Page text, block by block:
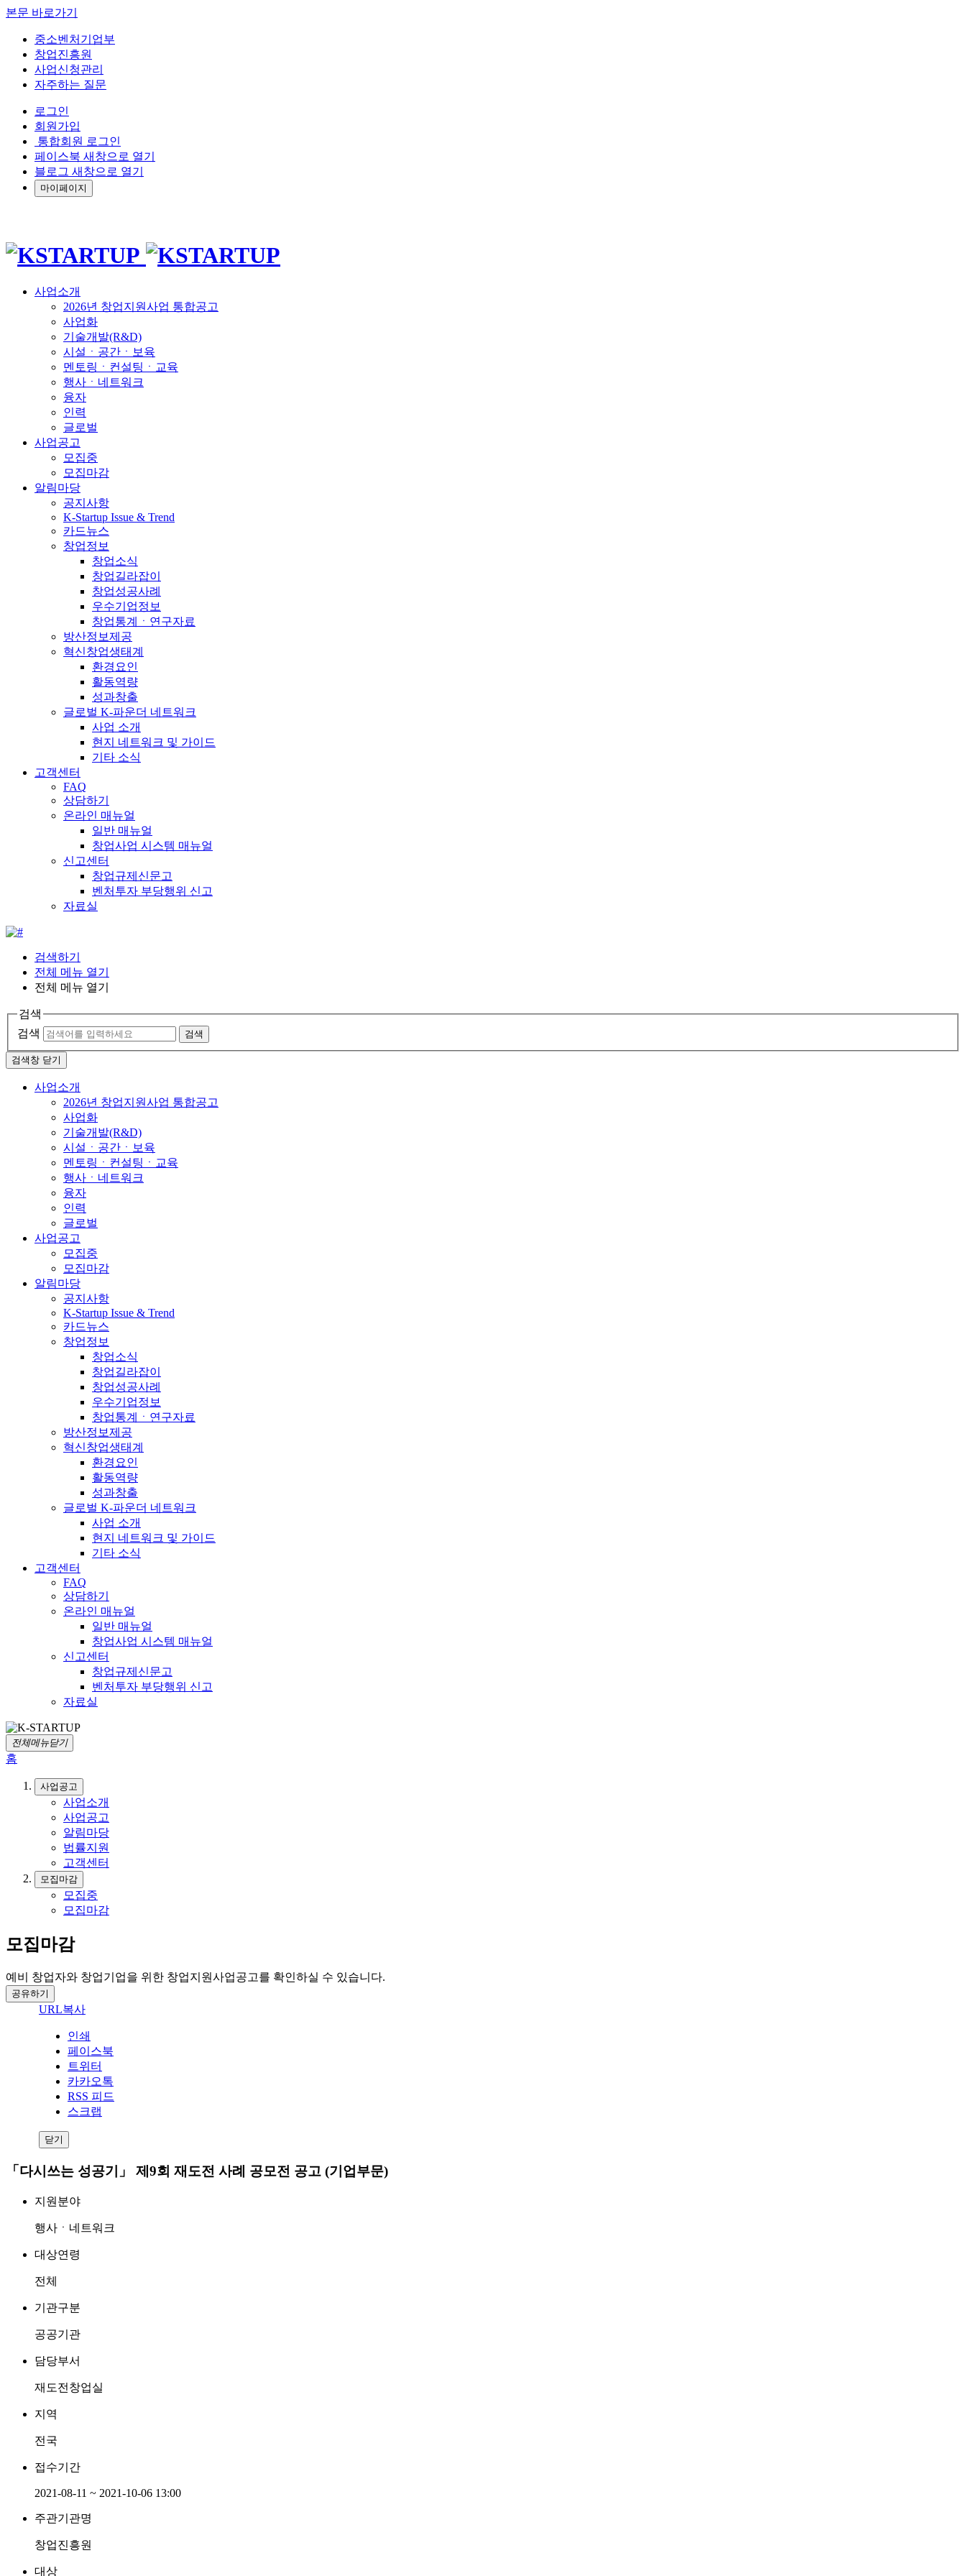
본문 바로가기
중소벤처기업부
창업진흥원
사업신청관리
자주하는 질문
로그인
회원가입
통합회원 로그인
페이스북 새창으로 열기
블로그 새창으로 열기
마이페이지
사업소개
2026년 창업지원사업 통합공고
사업화
기술개발(R&D)
시설ㆍ공간ㆍ보육
멘토링ㆍ컨설팅ㆍ교육
행사ㆍ네트워크
융자
인력
글로벌
사업공고
모집중
모집마감
알림마당
공지사항
K-Startup Issue & Trend
카드뉴스
창업정보
창업소식
창업길라잡이
창업성공사례
우수기업정보
창업통계ㆍ연구자료
방산정보제공
혁신창업생태계
환경요인
활동역량
성과창출
글로벌 K-파운더 네트워크
사업 소개
현지 네트워크 및 가이드
기타 소식
고객센터
FAQ
상담하기
온라인 매뉴얼
일반 매뉴얼
창업사업 시스템 매뉴얼
신고센터
창업규제신문고
벤처투자 부당행위 신고
자료실
검색하기
전체 메뉴 열기
전체 메뉴 열기
검색
검색
검색
검색창 닫기
사업소개
2026년 창업지원사업 통합공고
사업화
기술개발(R&D)
시설ㆍ공간ㆍ보육
멘토링ㆍ컨설팅ㆍ교육
행사ㆍ네트워크
융자
인력
글로벌
사업공고
모집중
모집마감
알림마당
공지사항
K-Startup Issue & Trend
카드뉴스
창업정보
창업소식
창업길라잡이
창업성공사례
우수기업정보
창업통계ㆍ연구자료
방산정보제공
혁신창업생태계
환경요인
활동역량
성과창출
글로벌 K-파운더 네트워크
사업 소개
현지 네트워크 및 가이드
기타 소식
고객센터
FAQ
상담하기
온라인 매뉴얼
일반 매뉴얼
창업사업 시스템 매뉴얼
신고센터
창업규제신문고
벤처투자 부당행위 신고
자료실
전체메뉴닫기
홈
사업공고
사업소개
사업공고
알림마당
법률지원
고객센터
모집마감
모집중
모집마감
모집마감
예비 창업자와 창업기업을 위한 창업지원사업공고를 확인하실 수 있습니다.
공유하기
URL복사
인쇄
페이스북
트위터
카카오톡
RSS 피드
스크랩
닫기
「다시쓰는 성공기」 제9회 재도전 사례 공모전 공고 (기업부문)
지원분야
행사ㆍ네트워크
대상연령
전체
기관구분
공공기관
담당부서
재도전창업실
지역
전국
접수기간
2021-08-11 ~ 2021-10-06 13:00
주관기관명
창업진흥원
대상